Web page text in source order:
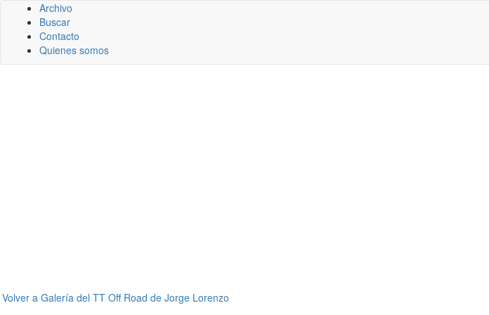
Archivo
Buscar
Contacto
Quienes somos
Volver a Galería del TT Off Road de Jorge Lorenzo